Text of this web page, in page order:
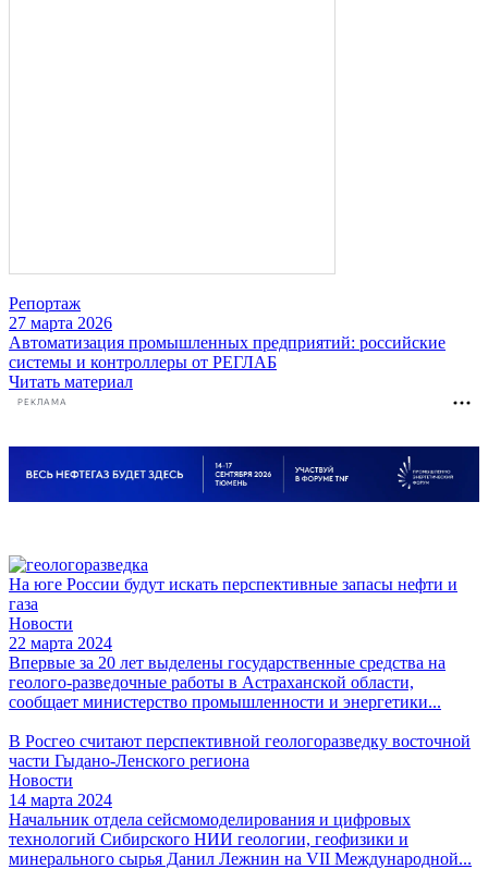
Репортаж
27 марта 2026
Автоматизация промышленных предприятий: российские
системы и контроллеры от РЕГЛАБ
Читать материал
РЕКЛАМА
На юге России будут искать перспективные запасы нефти и
газа
Новости
22 марта 2024
Впервые за 20 лет выделены государственные средства на
геолого-разведочные работы в Астраханской области,
сообщает министерство промышленности и энергетики...
В Росгео считают перспективной геологоразведку восточной
части Гыдано-Ленского региона
Новости
14 марта 2024
Начальник отдела сейсмомоделирования и цифровых
технологий Сибирского НИИ геологии, геофизики и
минерального сырья Данил Лежнин на VII Международной...